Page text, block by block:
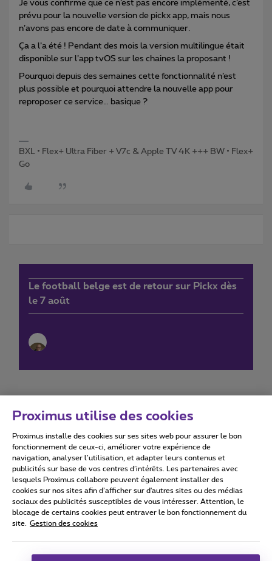
Je vous confirme que ce n’est pas encore implémenté, c’est
prévu pour la nouvelle version de pickx app, mais nous
n’avons pas encore de date à communiquer.
Ça a l’a été ! Pendant des mois la version multilingue était
disponible sur l’app tvOS sur les chaines la proposant !
Pourquoi depuis des semaines cette fonctionnalité n’est
plus possible et pourquoi attendre la nouvelle app pour
reproposer ce service… basique ?
BXL • Flex+ Ultra Fiber + V7c & Apple TV 4K +++ BW • Flex+
Go
Le football belge est de retour sur Pickx dès
le 7 août
Conditions d'utilisation Accessibility statement
Tous droits réservés. © 2026 Proximus
Conditions générales, info consommateur
Proximus utilise des cookies
Proximus installe des cookies sur ses sites web pour assurer le bon
fonctionnement de ceux-ci, améliorer votre expérience de
navigation, analyser l’utilisation, et adapter leurs contenus et
publicités sur base de vos centres d’intérêts. Les partenaires avec
lesquels Proximus collabore peuvent également installer des
cookies sur nos sites afin d’afficher sur d'autres sites ou des médias
sociaux des publicités susceptibles de vous intéresser. Attention, le
blocage de certains cookies peut entraver le bon fonctionnement du
site.
Gestion des cookies